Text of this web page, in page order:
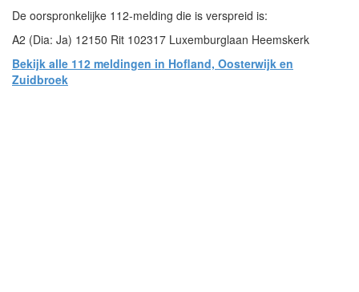
De oorspronkelijke 112-melding die is verspreid is:
A2 (Dia: Ja) 12150 Rit 102317 Luxemburglaan Heemskerk
Bekijk alle 112 meldingen in Hofland, Oosterwijk en
Zuidbroek